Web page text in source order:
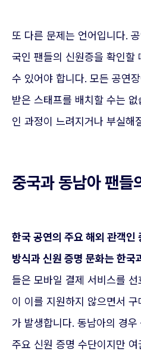
또 다른 문제는 언어입니다.
국인 팬들의 신원증을 확인할
수 있어야 합니다. 모든 공연
받은 스태프를 배치할 수는
인 과정이 느려지거나 부실해
중국과 동남아 팬들
한국 공연의 주요 해외 관객인
방식과 신원 증명 문화는 한국
들은 모바일 결제 서비스를
이 이를 지원하지 않으면서
가 발생합니다. 동남아의 경우
주요 신원 증명 수단이지만